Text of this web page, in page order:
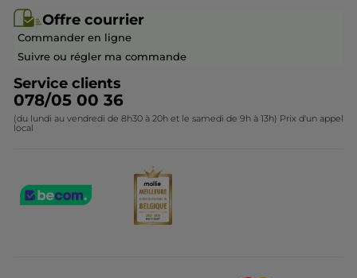
Collection de Noël
Questions & Réponses
Contactez-nous
Devenir franchisé ou gérant
Offre courrier
Commander en ligne
Suivre ou régler ma commande
Service clients
078/05 00 36
(du lundi au vendredi de 8h30 à 20h et le samedi de 9h à 13h) Prix d'un appel
local